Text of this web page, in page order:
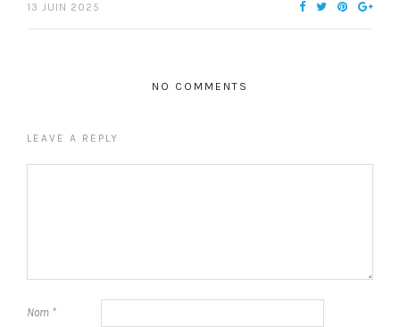
13 JUIN 2025
NO COMMENTS
LEAVE A REPLY
Nom *